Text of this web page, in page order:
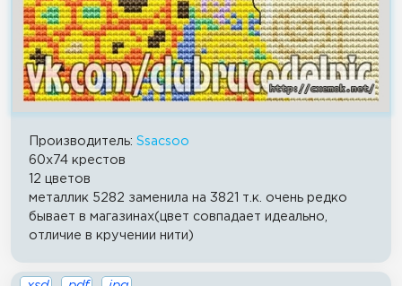
Производитель: Ssacsoo
60x74 крестов
12 цветов
металлик 5282 заменила на 3821 т.к. очень редко
бывает в магазинах(цвет совпадает идеально,
отличие в кручении нити)